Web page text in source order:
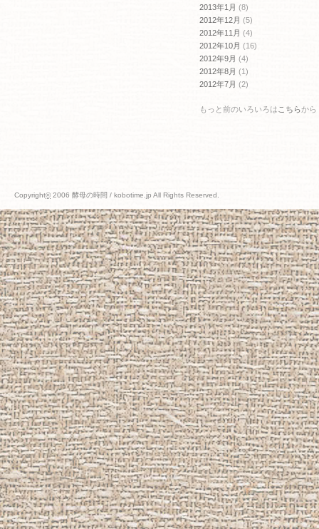
2013年1月 (8)
2012年12月 (5)
2012年11月 (4)
2012年10月 (16)
2012年9月 (4)
2012年8月 (1)
2012年7月 (2)
もっと前のいろいろは こちらから
Copyright©2006 酵母の時間 / kobotime.jp All Rights Reserved.